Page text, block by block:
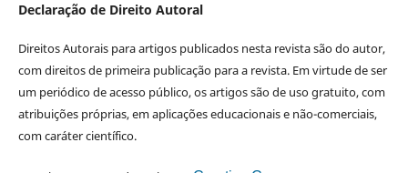
Declaração de Direito Autoral
Direitos Autorais para artigos publicados nesta revista são do autor,
com direitos de primeira publicação para a revista. Em virtude de ser
um periódico de acesso público, os artigos são de uso gratuito, com
atribuições próprias, em aplicações educacionais e não-comerciais,
com caráter científico.